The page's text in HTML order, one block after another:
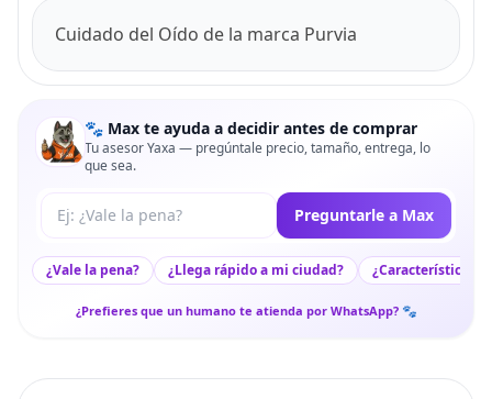
Cuidado del Oído de la marca Purvia
🐾 Max te ayuda a decidir antes de comprar
Tu asesor Yaxa — pregúntale precio, tamaño, entrega, lo
que sea.
Tu pregunta a Max Preguntarle a Max
¿Vale la pena? ¿Llega rápido a mi ciudad? ¿Características
¿Prefieres que un humano te atienda por WhatsApp? 🐾